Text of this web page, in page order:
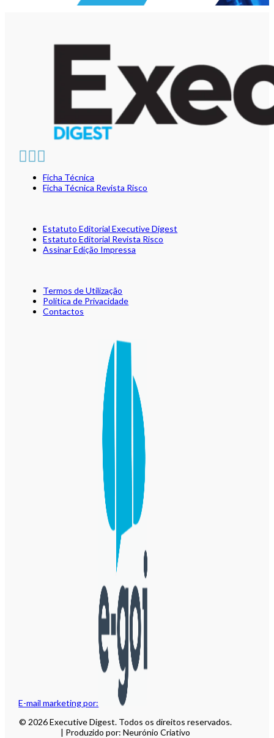
E-mail marketing por:
Ficha Técnica
Ficha Técnica Revista Risco
Estatuto Editorial Executive Digest
Estatuto Editorial Revista Risco
Assinar Edição Impressa
Termos de Utilização
Política de Privacidade
Contactos
© 2026 Executive Digest. Todos os direitos reservados.
| Produzido por: Neurónio Criativo